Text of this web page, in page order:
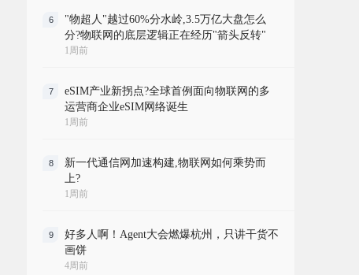
6
"物超人"越过60%分水岭,3.5万亿大盘怎么
分?物联网的底层逻辑正在经历"箭头反转"
1周前
7
eSIM产业新拐点?全球首例面向物联网的多
运营商企业eSIM网络诞生
1周前
8
新一代通信网加速构建,物联网如何乘势而
上?
1周前
9
好多人啊！Agent大会燃爆杭州，只讲干货不
画饼
4周前